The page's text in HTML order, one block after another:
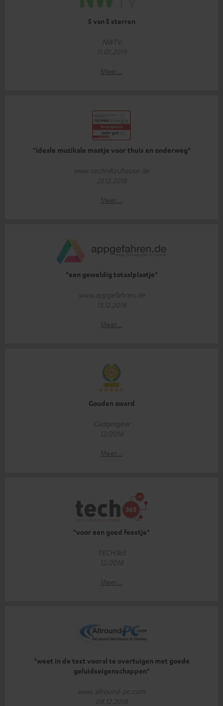
5 van 5 sterren
NWTV
11.01.2019
Meer...
"ideale muzikale maatje voor thuis en onderweg"
www.technikzuhause.de
23.12.2018
Meer...
"een geweldig totaalplaatje"
www.appgefahren.de
13.12.2018
Meer...
Gouden award
Gadgetgear
12/2018
Meer...
"voor een goed feestje"
TECH365
12/2018
Meer...
"weet in de test vooral te overtuigen met goede
geluidseigenschappen"
www.allround-pc.com
08.12.2018